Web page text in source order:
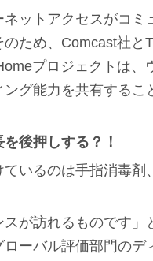
ットアクセスがコミ
ため、Comcast社と
プロジェクトは、
グ能力を共有するこ
後押しする？！
いるのは手指消毒
スが訪れるものです
ーバル評価部門の